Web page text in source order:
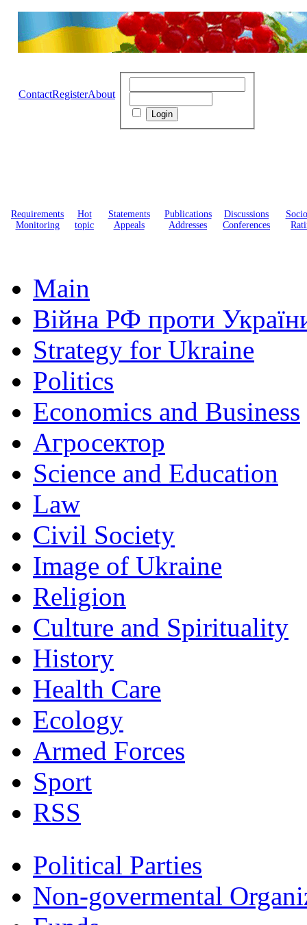
ContactRegisterAbout
Requirements
Monitoring
Hot
topic
Statements
Appeals
Publications
Addresses
Discussions
Conferences
Main
Війна РФ проти
Strategy for Ukraine
Politics
Economics and Business
Агросектор
Science and Education
Law
Civil Society
Image of Ukraine
Religion
Culture and Spirituality
History
Health Care
Ecology
Armed Forces
Sport
RSS
Political Parties
Non-govermental